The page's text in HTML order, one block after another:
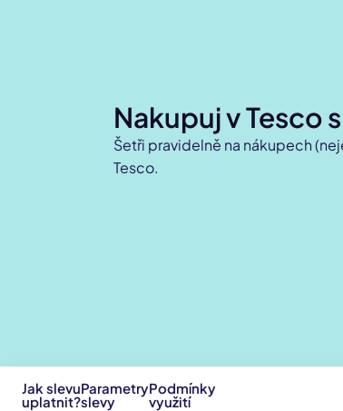
Nakupuj v Tesco
Šetři pravidelně na nákupech
Tesco.
Jak slevu
uplatnit?
Parametry
slevy
Podmínky
využití